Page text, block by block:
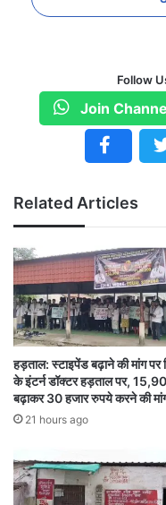
इंटीग्रेटेड कमांड एंड
सभी जिलों में कंट्रोल रूम
से अवैध धान आवक
सुखत धान खरीदने पर
मिलेगा।
धान खरीदी को सुगम
मोबाइल एप शुरू किया
टोकन निकाल सकेंगे,
खरीदी के दौरान
2739 खरीदी केंद्रों से
अधिकारियों को केंद्र
केंद्र सरकार सेंट्रल
लक्ष्य रखी है।
Follow
Join
Related Articles
हड़ताल: स्टाइपेंड बढ़ाने की मांग पर
के इंटर्न डॉक्टर हड़ताल पर,
बढ़ाकर 30 हजार रुपये करने की
21 hours ago